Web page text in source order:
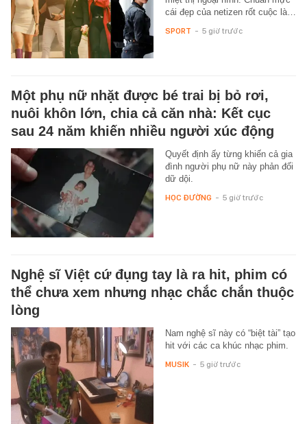
cái đẹp của netizen rốt cuộc là…
SPORT - 5 giờ trước
Một phụ nữ nhặt được bé trai bị bỏ rơi,
nuôi khôn lớn, chia cả căn nhà: Kết cục
sau 24 năm khiến nhiều người xúc động
Quyết định ấy từng khiến cả gia
đình người phụ nữ này phản đối
dữ dội.
HỌC ĐƯỜNG - 5 giờ trước
Nghệ sĩ Việt cứ đụng tay là ra hit, phim có
thể chưa xem nhưng nhạc chắc chắn thuộc
lòng
Nam nghệ sĩ này có “biệt tài” tạo
hit với các ca khúc nhạc phim.
MUSIK - 5 giờ trước